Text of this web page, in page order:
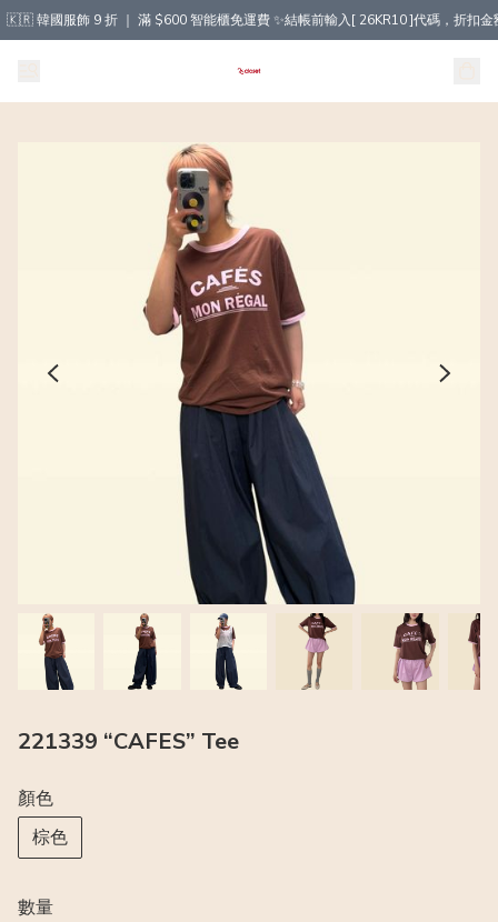
🇰🇷 韓國服飾 9 折 ｜ 滿 $600 智能櫃免運費 ✨結帳前輸入[ 26KR10 ]代碼，折扣金
221339 “CAFES” Tee
顏色
棕色
數量